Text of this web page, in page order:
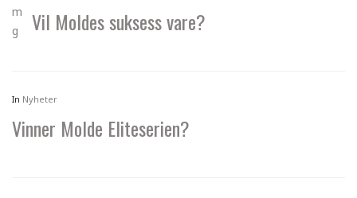
Vil Moldes suksess vare?
In Nyheter
Vinner Molde Eliteserien?